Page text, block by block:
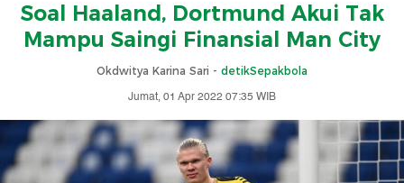
Soal Haaland, Dortmund Akui Tak
Mampu Saingi Finansial Man City
Okdwitya Karina Sari - detikSepakbola
Jumat, 01 Apr 2022 07:35 WIB